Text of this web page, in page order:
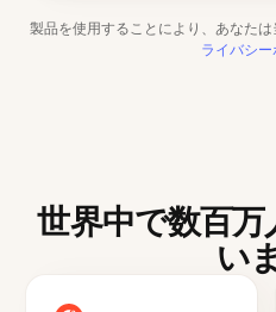
製品を使用することにより、あなたは
ライバシ
世界中で数百
い